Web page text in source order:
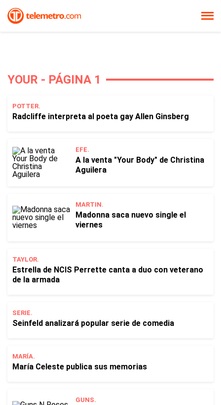
YOUR - PÁGINA 1
POTTER.
Radcliffe interpreta al poeta gay Allen Ginsberg
EFE.
A la venta "Your Body" de Christina
Aguilera
MARTIN.
Madonna saca nuevo single el
viernes
TAYLOR.
Estrella de NCIS Perrette canta a duo con veterano
de la armada
SERIE.
Seinfeld analizará popular serie de comedia
MARÍA.
María Celeste publica sus memorias
GUNS.